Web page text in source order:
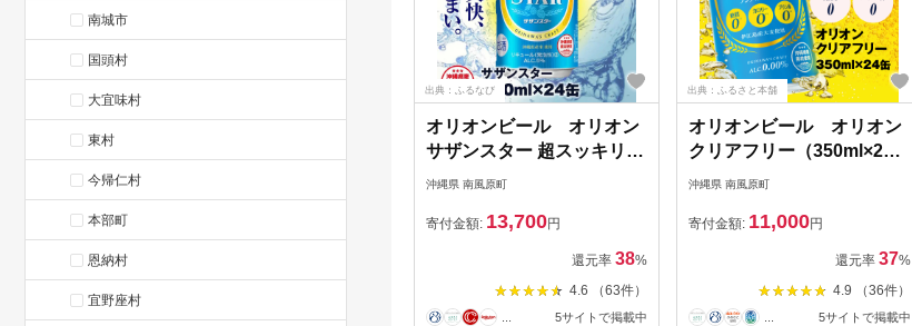
南城市
国頭村
大宜味村
東村
今帰仁村
本部町
恩納村
宜野座村
出典：ふるなび
オリオンビール オリオン
サザンスター 超スッキリの
青（350ml×24缶）
沖縄県 南風原町
寄付金額: 13,700円
還元率38%
4.6 （63件）
5サイトで掲載中
出典：ふるさと本舗
オリオンビール オリオン
クリアフリー（350ml×24
缶）ノンアルコールビール
沖縄県 南風原町
寄付金額: 11,000円
還元率 37%
4.9 （36件）
5サイトで掲載中